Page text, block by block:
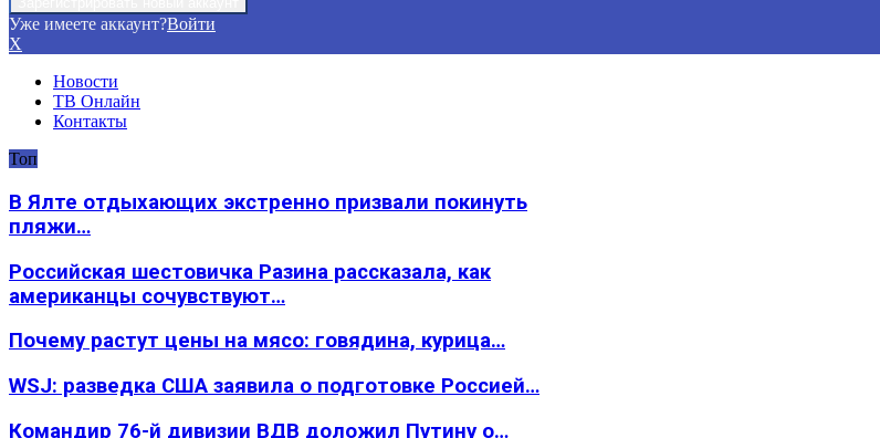
Уже имеете аккаунт?Войти
X
Новости
ТВ Онлайн
Контакты
Топ
В Ялте отдыхающих экстренно призвали покинуть
пляжи…
Российская шестовичка Разина рассказала, как
американцы сочувствуют…
Почему растут цены на мясо: говядина, курица…
WSJ: разведка США заявила о подготовке Россией…
Командир 76-й дивизии ВДВ доложил Путину о…